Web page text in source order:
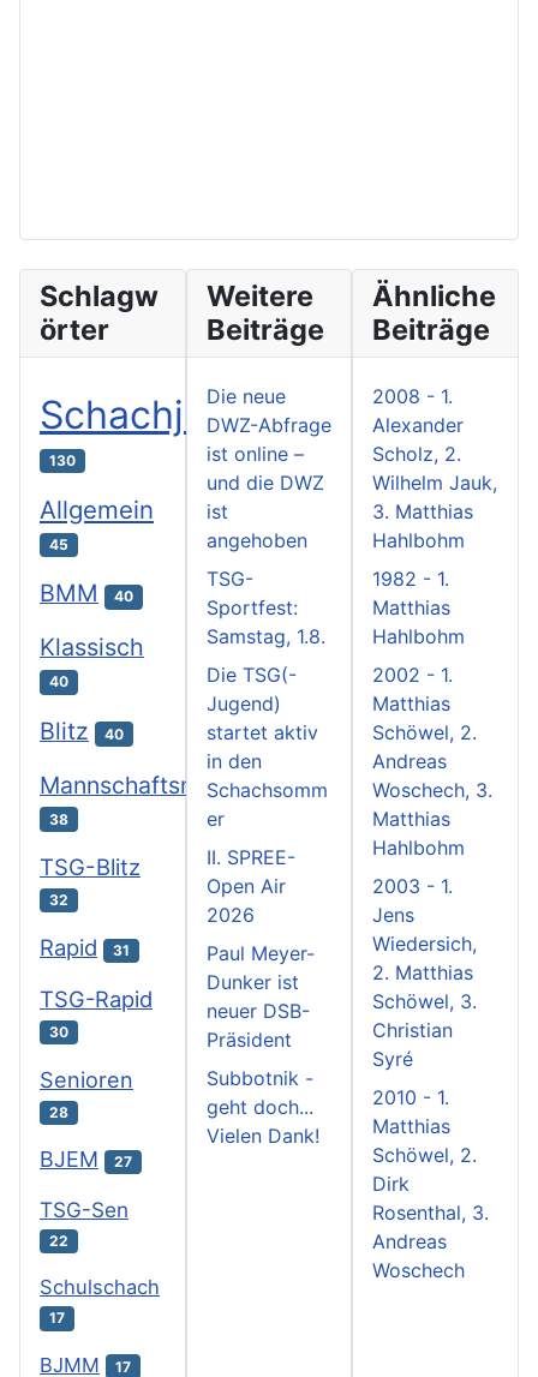
Schlagw
örter
Schachjugend
130
Allgemein
45
BMM 40
Klassisch
40
Blitz 40
Mannschaftsmeisterschaften
38
TSG-Blitz
32
Rapid 31
TSG-Rapid
30
Senioren
28
BJEM 27
TSG-Sen
22
Schulschach
17
BJMM 17
Weitere
Beiträge
Die neue
DWZ-Abfrage
ist online –
und die DWZ
ist
angehoben
TSG-
Sportfest:
Samstag, 1.8.
Die TSG(-
Jugend)
startet aktiv
in den
Schachsomm
er
II. SPREE-
Open Air
2026
Paul Meyer-
Dunker ist
neuer DSB-
Präsident
Subbotnik -
geht doch...
Vielen Dank!
Ähnliche
Beiträge
2008 - 1.
Alexander
Scholz, 2.
Wilhelm Jauk,
3. Matthias
Hahlbohm
1982 - 1.
Matthias
Hahlbohm
2002 - 1.
Matthias
Schöwel, 2.
Andreas
Woschech, 3.
Matthias
Hahlbohm
2003 - 1.
Jens
Wiedersich,
2. Matthias
Schöwel, 3.
Christian
Syré
2010 - 1.
Matthias
Schöwel, 2.
Dirk
Rosenthal, 3.
Andreas
Woschech